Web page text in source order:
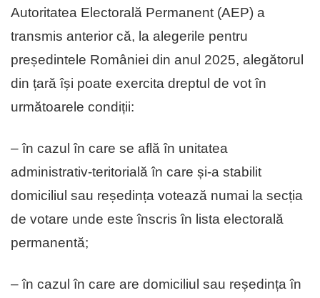
Autoritatea Electorală Permanent (AEP) a
transmis anterior că, la alegerile pentru
președintele României din anul 2025, alegătorul
din țară își poate exercita dreptul de vot în
următoarele condiții:
– în cazul în care se află în unitatea
administrativ-teritorială în care și-a stabilit
domiciliul sau reședința votează numai la secția
de votare unde este înscris în lista electorală
permanentă;
– în cazul în care are domiciliul sau reședința în